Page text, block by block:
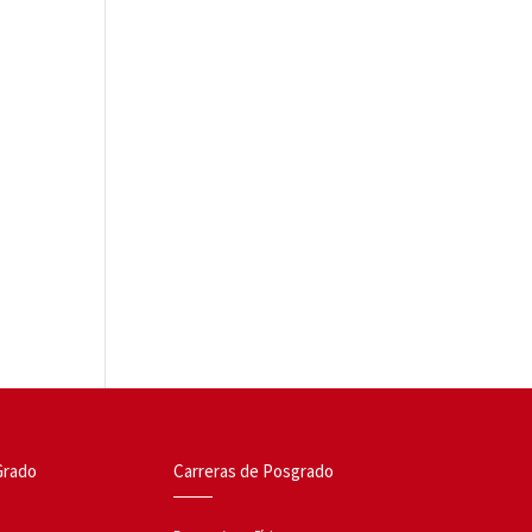
Carreras de Posgrado